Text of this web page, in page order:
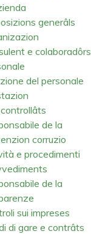
generâls
e colaboradôrs
del personale
de la
corruzio
e procedimenti
de la
sui impreses
di gare e contrâts